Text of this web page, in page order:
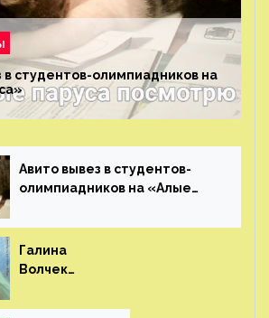
в студентов-олимпиадников на
Авито вывез в студентов-
олимпиадников на «Алые
Галина
Волчек